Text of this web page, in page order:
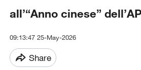
all’“Anno cinese”
09:13:47 25-May-2026
Share